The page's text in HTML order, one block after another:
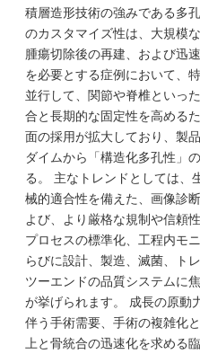
積層造形技術の強みである多
のカスタマイズ性は、大規模
腫瘍切除後の再建、および迅
を必要とする症例において、
並行して、関節や脊椎といっ
合と長期的な固定性を高める
面の採用が拡大しており、製
ダイムから「構造化多孔性」
る。 主なトレンドとしては、
械的適合性を備えた、画像診
よび、より厳格な規制や信頼
プロセスの標準化、工程内モ
らびに設計、製造、滅菌、ト
ツーエンドの品質システムに
が挙げられます。 成長の原動
伴う手術需要、手術の複雑化
上と骨統合の迅速化を求める